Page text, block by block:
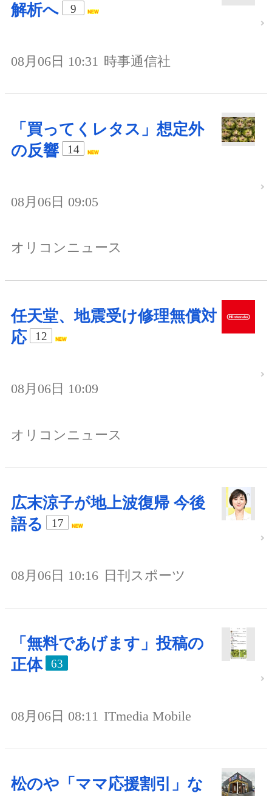
解析へ
9
08月06日 10:31 時事通信社
「買ってくレタス」想定外
の反響
14
08月06日 09:05
オリコンニュース
任天堂、地震受け修理無償対
応
12
08月06日 10:09
オリコンニュース
広末涼子が地上波復帰 今後
語る
17
08月06日 10:16 日刊スポーツ
「無料であげます」投稿の
正体
63
08月06日 08:11 ITmedia Mobile
松のや「ママ応援割引」な